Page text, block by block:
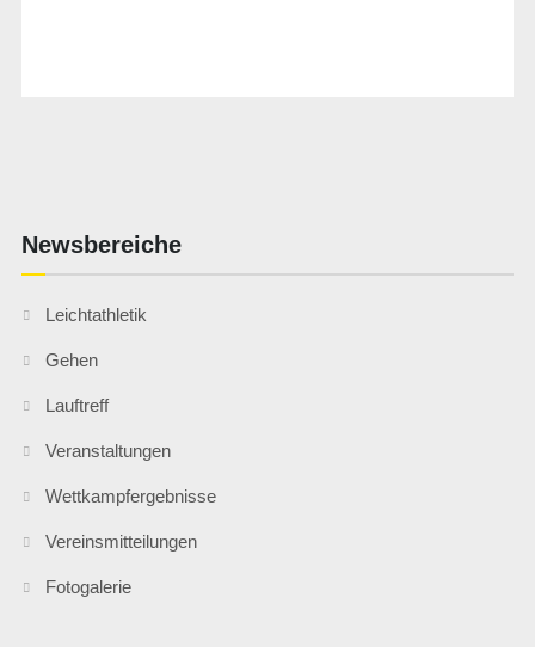
Newsbereiche
Leichtathletik
Gehen
Lauftreff
Veranstaltungen
Wettkampfergebnisse
Vereinsmitteilungen
Fotogalerie